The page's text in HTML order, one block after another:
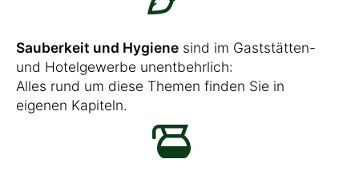
Sauberkeit und Hygiene sind im Gaststätten-
und Hotelgewerbe unentbehrlich:
Alles rund um diese Themen finden Sie in
eigenen Kapiteln.